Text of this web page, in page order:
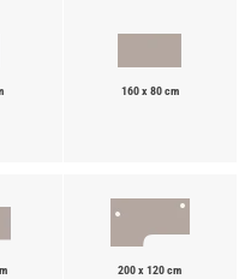
160 x 80 cm
200 x 120 cm